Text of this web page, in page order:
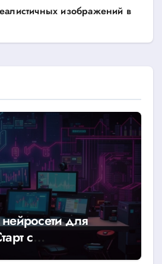
изображений в
для
с
GigaChat